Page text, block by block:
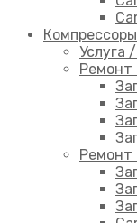
Компрессоры
Услуга
Ремонт
Ремонт